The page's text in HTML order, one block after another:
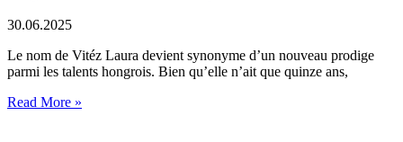
30.06.2025
Le nom de Vitéz Laura devient synonyme d’un nouveau prodige
parmi les talents hongrois. Bien qu’elle n’ait que quinze ans,
Read More »